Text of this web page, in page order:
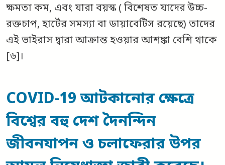
ক্ষমতা কম, এবং যারা বয়স্ক ( বিশেষত যাদের উচ্চ-
রক্তচাপ, হার্টের সমস্যা বা ডায়াবেটিস রয়েছে) তাদের
এই ভাইরাস দ্বারা আক্রান্ত হওয়ার আশঙ্কা বেশি থাকে
[৬]।
COVID-19 আটকানোর ক্ষেত্রে
বিশ্বের বহু দেশ দৈনন্দিন
জীবনযাপন ও চলাফেরার উপর